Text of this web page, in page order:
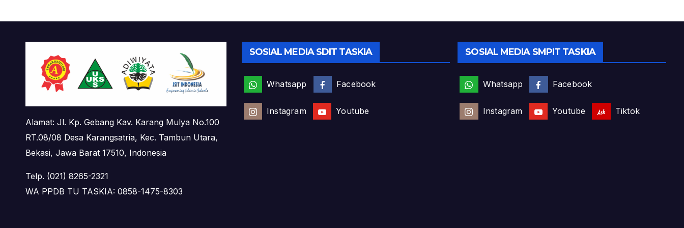
Alamat: Jl. Kp. Gebang Kav. Karang Mulya No.100
RT.08/08 Desa Karangsatria, Kec. Tambun Utara,
Bekasi, Jawa Barat 17510, Indonesia
Telp. (021) 8265-2321
WA PPDB TU TASKIA: 0858-1475-8303
SOSIAL MEDIA SDIT TASKIA
Whatsapp Facebook
Instagram Youtube
SOSIAL MEDIA SMPIT TASKIA
Whatsapp Facebook
Instagram Youtube Tiktok